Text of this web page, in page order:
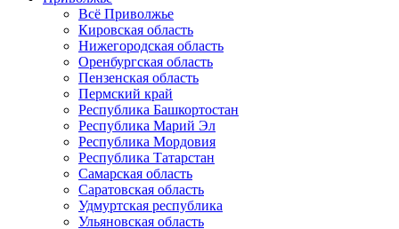
Всё Приволжье
Кировская область
Нижегородская область
Оренбургская область
Пензенская область
Пермский край
Республика Башкортостан
Республика Марий Эл
Республика Мордовия
Республика Татарстан
Самарская область
Саратовская область
Удмуртская республика
Ульяновская область